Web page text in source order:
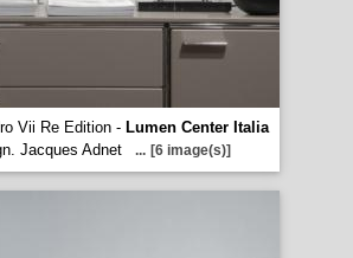
Vii Re Edition - Lumen Center Italia
Jacques Adnet
... [6 image(s)]